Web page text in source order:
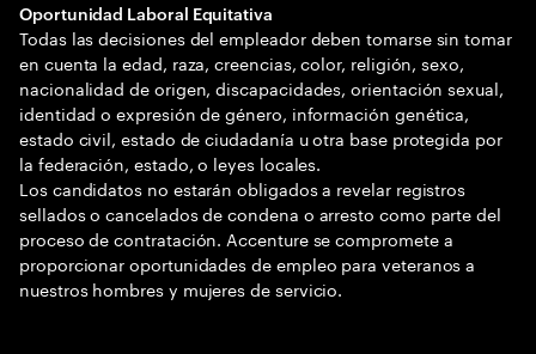
Oportunidad Laboral Equitativa
Todas las decisiones del empleador deben tomarse sin tomar
en cuenta la edad, raza, creencias, color, religión, sexo,
nacionalidad de origen, discapacidades, orientación sexual,
identidad o expresión de género, información genética,
estado civil, estado de ciudadanía u otra base protegida por
la federación, estado, o leyes locales.
Los candidatos no estarán obligados a revelar registros
sellados o cancelados de condena o arresto como parte del
proceso de contratación. Accenture se compromete a
proporcionar oportunidades de empleo para veteranos a
nuestros hombres y mujeres de servicio.